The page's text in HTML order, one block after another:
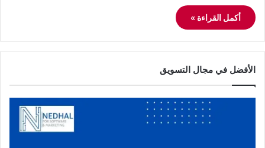
أكمل القراءة »
الأفضل في مجال التسويق